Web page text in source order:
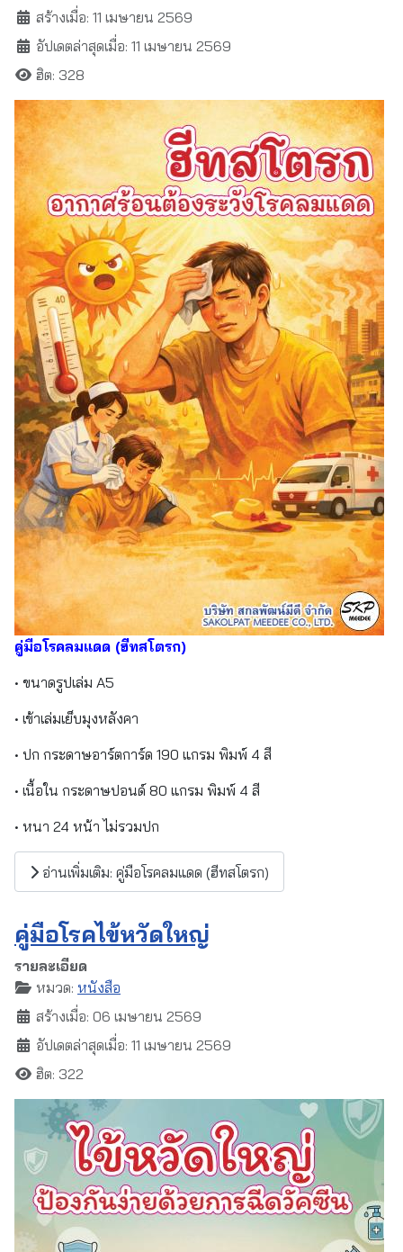
สร้างเมื่อ: 11 เมษายน 2569
อัปเดตล่าสุดเมื่อ: 11 เมษายน 2569
ฮิต: 328
คู่มือโรคลมแดด (ฮีทสโตรก)
• ขนาดรูปเล่ม A5
• เข้าเล่มเย็บมุงหลังคา
• ปก กระดาษอาร์ตการ์ด 190 แกรม พิมพ์ 4 สี
• เนื้อใน กระดาษปอนด์ 80 แกรม พิมพ์ 4 สี
• หนา 24 หน้า ไม่รวมปก
อ่านเพิ่มเติม: คู่มือโรคลมแดด (ฮีทสโตรก)
คู่มือโรคไข้หวัดใหญ่
รายละเอียด
หมวด: หนังสือ
สร้างเมื่อ: 06 เมษายน 2569
อัปเดตล่าสุดเมื่อ: 11 เมษายน 2569
ฮิต: 322